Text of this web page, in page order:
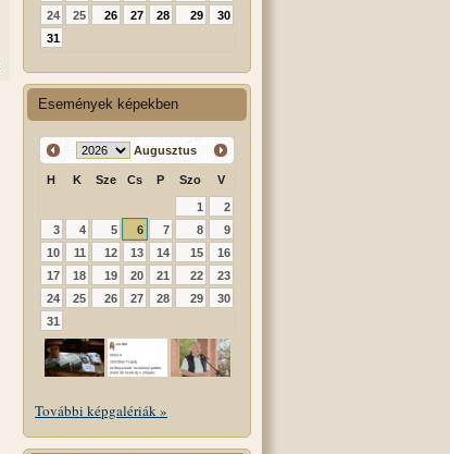
24
25 26 27 28 29
30
31
Események képekben
Augusztus
H K Sze Cs P Szo V
1
2
3
4 5 6 7 8
9
10
11 12 13 14 15
16
17
18 19 20 21 22
23
24
25 26 27 28 29
30
31
További képgalériák »